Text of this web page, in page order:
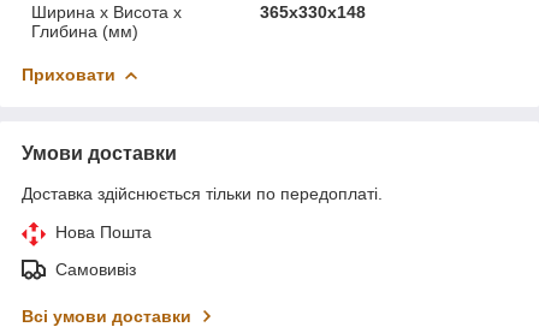
Ширина х Висота х
Глибина (мм)
365х330х148
Приховати
Умови доставки
Доставка здійснюється тільки по передоплаті.
Нова Пошта
Самовивіз
Всі умови доставки